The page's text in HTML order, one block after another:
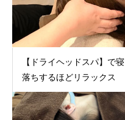
【ドライヘッドスパ】で寝
落ちするほどリラックス